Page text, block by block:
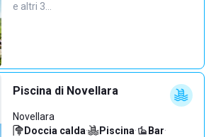
e altri 3…
Piscina di Novellara
Novellara
Doccia calda· Piscina· Bar·